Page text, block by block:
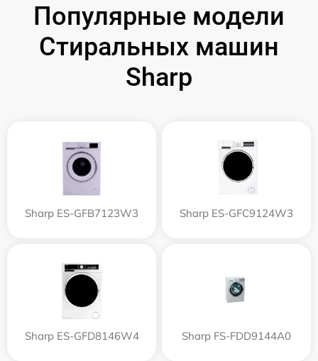
Популярные модели
Стиральных машин
Sharp
Sharp ES-GFB7123W3 Sharp ES-GFC9124W3
Sharp ES-GFD8146W4 Sharp FS-FDD9144A0